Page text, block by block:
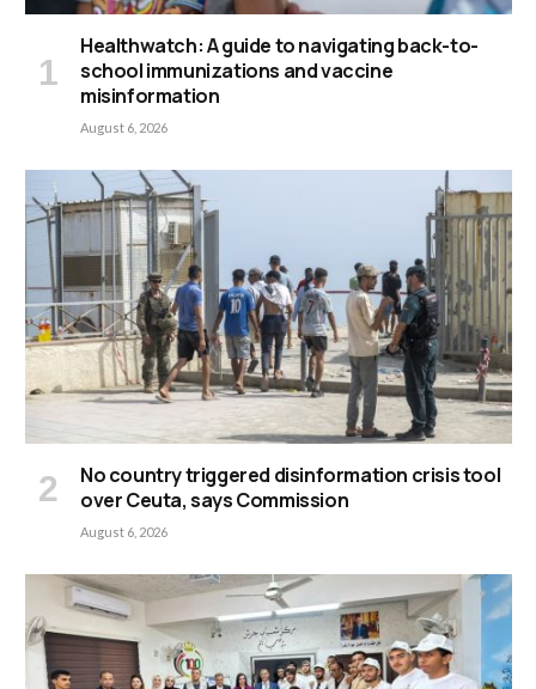
Healthwatch: A guide to navigating back-to-
school immunizations and vaccine
misinformation
August 6, 2026
No country triggered disinformation crisis tool
over Ceuta, says Commission
August 6, 2026